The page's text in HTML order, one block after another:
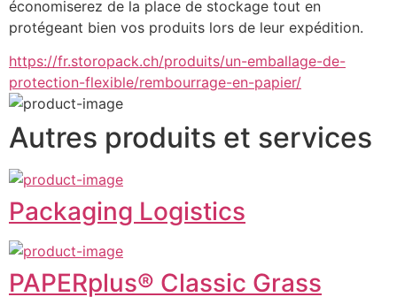
économiserez de la place de stockage tout en
protégeant bien vos produits lors de leur expédition.
https://fr.storopack.ch/produits/un-emballage-de-
protection-flexible/rembourrage-en-papier/
Autres produits et services
Packaging Logistics
PAPERplus® Classic Grass